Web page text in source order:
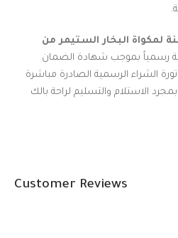
لمكواة البخار الستيمر من
رسمياً بموجب شهادة الضمان
الشراء الرسمية الصادرة مباشرة
الاستلام والتسليم لراحة بالك
Customer Reviews